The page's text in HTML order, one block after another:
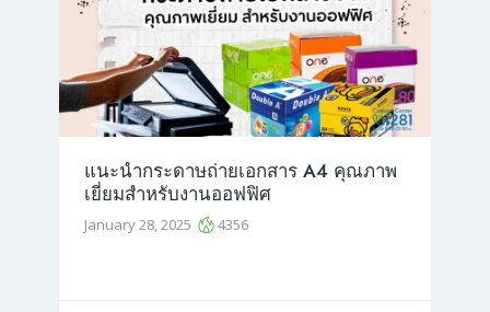
แนะนำกระดาษถ่ายเอกสาร A4 คุณภาพ
เยี่ยมสำหรับงานออฟฟิศ
January 28, 2025 4356